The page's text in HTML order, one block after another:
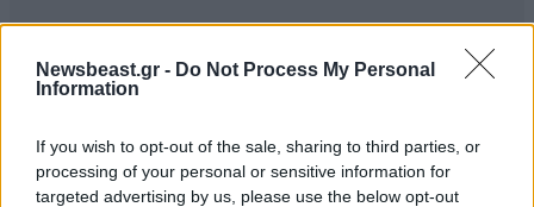
Newsbeast.gr - Do Not Process My Personal
Information
If you wish to opt-out of the sale, sharing to third parties, or
processing of your personal or sensitive information for
targeted advertising by us, please use the below opt-out